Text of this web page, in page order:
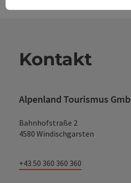
Kontakt
Alpenland Tourismus
Bahnhofstraße 2
4580 Windischgarsten
+43 50 360 360 360